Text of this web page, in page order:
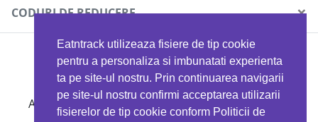
Eatntrack utilizeaza fisiere de tip cookie
pentru a personaliza si imbunatati experienta
ta pe site-ul nostru. Prin continuarea navigarii
pe site-ul nostru confirmi acceptarea utilizarii
fisierelor de tip cookie conform Politicii de
Politica de confidențialitate
CODURI DE REDUCERE ×
MYPROTEIN
Ai 40%reducere la orice comandă folosind codul